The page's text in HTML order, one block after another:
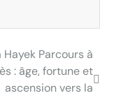
Hayek Parcours à
: âge, fortune et
ascension vers la